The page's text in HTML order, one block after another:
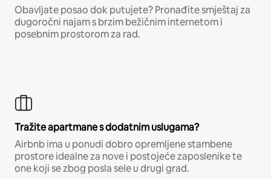
Obavljate posao dok putujete? Pronađite smještaj za
dugoročni najam s brzim bežičnim internetom i
posebnim prostorom za rad.
Tražite apartmane s dodatnim uslugama?
Airbnb ima u ponudi dobro opremljene stambene
prostore idealne za nove i postojeće zaposlenike te
one koji se zbog posla sele u drugi grad.